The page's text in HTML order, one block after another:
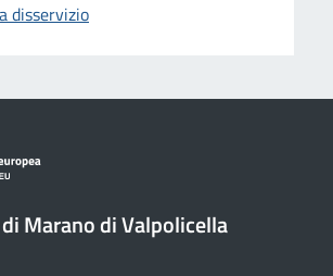
disservizio
Marano di Valpolicella